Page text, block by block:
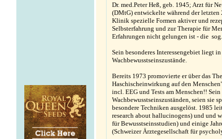
Dr. med.Peter Heß, geb. 1945; Arzt für
(DMtG) entwickelte während der letzten
Klinik spezielle Formen aktiver und
Selbsterfahrung und zur Therapie für
Erfahrungen nicht gelungen ist - die
Sein besonderes Interessengebiet liegt
Wachbewusstseinszustände.
Bereits 1973 promovierte er über das
Haschischeinwirkung auf den
incl. EEG und Tests am Menschen!!
Wachbewusstseinszuständen, seien sie
besondere Techniken ausgelöst. 1985
research about hallucinogens) und und
für Bewusstseinsstudien) und einige
(Schweizer Ärztegesellschaft für